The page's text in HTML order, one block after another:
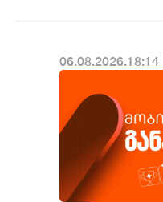
06.08.2026.18:14